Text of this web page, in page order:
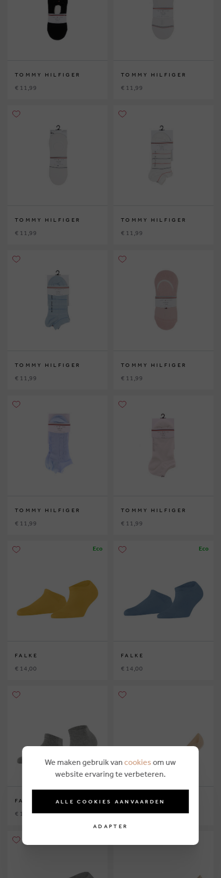
TOMMY HILFIGER
€ 11,99
TOMMY HILFIGER
€ 11,99
TOMMY HILFIGER
€ 11,99
TOMMY HILFIGER
€ 11,99
TOMMY HILFIGER
€ 11,99
TOMMY HILFIGER
€ 11,99
TOMMY HILFIGER
€ 11,99
TOMMY HILFIGER
€ 11,99
Eco
FALKE
€ 14,00
Eco
FALKE
€ 14,00
FALKE
€ 12,00
FALKE
€ 11,00
We maken gebruik van cookies om uw
website ervaring te verbeteren.
ALLE COOKIES AANVAARDEN
ADAPTER